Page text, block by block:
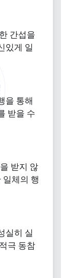
간섭을
있게 일
을 통해
받을 수
받지 않
일체의 행
실히 실
극 동참